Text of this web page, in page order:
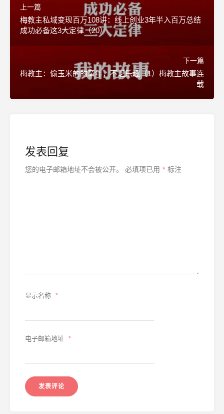
上一篇
梅教主私域变现百万108讲：线上创业3年半入百万总结
成功必备这3大定律（20）
下一篇
梅教主：偷玉米的的童年，不乏乐趣（1）梅教主故事连
载
发表回复
您的电子邮箱地址不会被公开。 必填项已用 * 标注
显示名称 *
电子邮箱地址 *